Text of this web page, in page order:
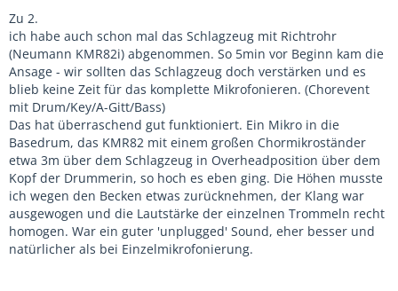
Zu 2.
ich habe auch schon mal das Schlagzeug mit Richtrohr
(Neumann KMR82i) abgenommen. So 5min vor Beginn kam die
Ansage - wir sollten das Schlagzeug doch verstärken und es
blieb keine Zeit für das komplette Mikrofonieren. (Chorevent
mit Drum/Key/A-Gitt/Bass)
Das hat überraschend gut funktioniert. Ein Mikro in die
Basedrum, das KMR82 mit einem großen Chormikroständer
etwa 3m über dem Schlagzeug in Overheadposition über dem
Kopf der Drummerin, so hoch es eben ging. Die Höhen musste
ich wegen den Becken etwas zurücknehmen, der Klang war
ausgewogen und die Lautstärke der einzelnen Trommeln recht
homogen. War ein guter 'unplugged' Sound, eher besser und
natürlicher als bei Einzelmikrofonierung.